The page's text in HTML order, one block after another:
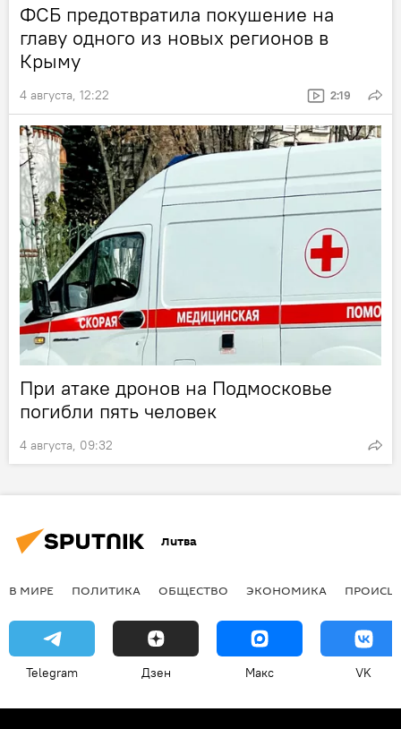
ФСБ предотвратила покушение на
главу одного из новых регионов в
Крыму
4 августа, 12:22 2:19
При атаке дронов на Подмосковье
погибли пять человек
4 августа, 09:32
Литва
В МИРЕ ПОЛИТИКА ОБЩЕСТВО ЭКОНОМИКА
Telegram Дзен Макс VK